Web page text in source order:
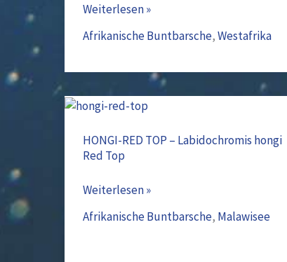
Weiterlesen »
Afrikanische Buntbarsche,Westafrika
HONGI-RED TOP – Labidochromis hongi
Red Top
RED
TOP
Labidochromis
hongi
Weiterlesen »
Afrikanische Buntbarsche, Malawisee